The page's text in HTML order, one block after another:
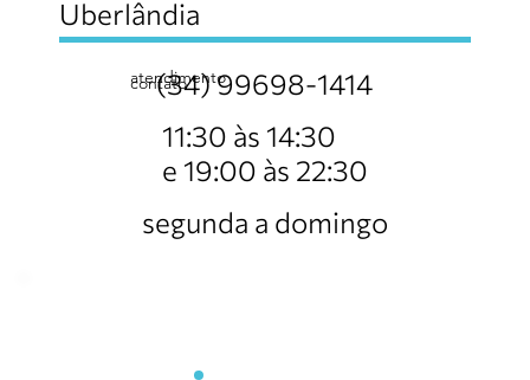
Uberlândia
(34) 99698-1414
11:30 às 14:30
e 19:00 às 22:30
segunda a domingo
contato
atendimento